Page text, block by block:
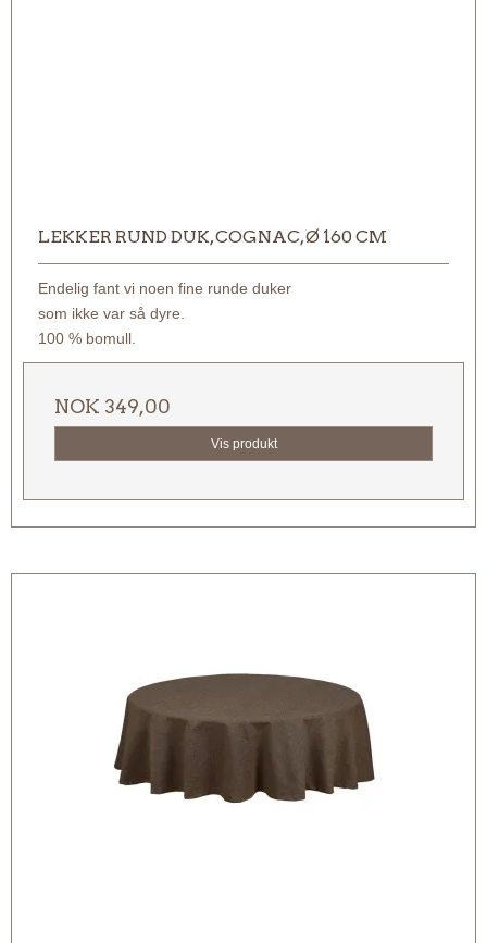
LEKKER RUND DUK, COGNAC, Ø 160 CM
Endelig fant vi noen fine runde duker
som ikke var så dyre.
100 % bomull.
NOK 349,00
Vis produkt